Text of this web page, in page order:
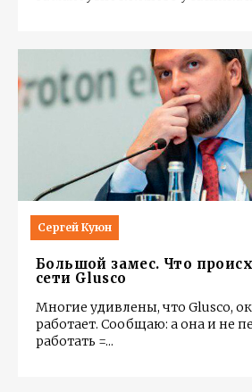
Сергей Куюн
Большой замес. Что
сети Glusco
Многие удивлены, что Glusco,
работает. Сообщаю: а она и не
работать =...